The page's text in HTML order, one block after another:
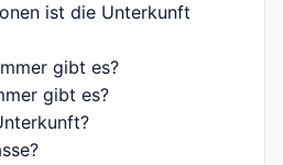
ist die Unterkunft
gibt es?
gibt es?